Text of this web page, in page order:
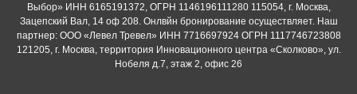
Выбор» ИНН 6165191372, ОГРН 1146196111280 115054, г. Москва,
Зацепский Вал, 14 оф 208. Онлвйн бронирование осуществляет. Наш
партнер: ООО «Левел Тревел» ИНН 7716697924 ОГРН 1117746723808
121205, г. Москва, территория Инновационного центра «Сколково», ул.
Нобеля д.7, этаж 2, офис 26